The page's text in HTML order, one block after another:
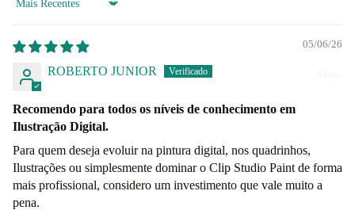
Sort by
05/06/26
ROBERTO JUNIOR
Recomendo para todos os níveis de conhecimento em
Ilustração Digital.
Para quem deseja evoluir na pintura digital, nos quadrinhos,
Ilustrações ou simplesmente dominar o Clip Studio Paint de forma
mais profissional, considero um investimento que vale muito a
pena.